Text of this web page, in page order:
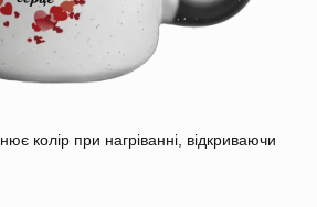
колір при нагріванні, відкриваючи